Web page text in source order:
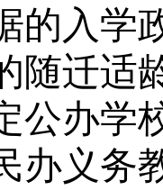
的入学
随迁适
公办学
办义务